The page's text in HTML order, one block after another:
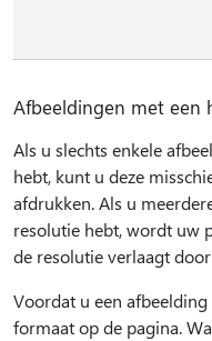
Afbeeldingen met een
Als u slechts enkele
hebt, kunt u deze
afdrukken. Als u
resolutie hebt, wordt uw
de resolutie verlaagt
Voordat u een
formaat op de pagina.